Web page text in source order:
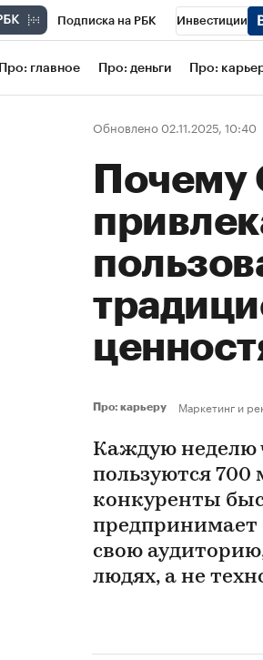
Подписка на РБК Инвестиции
Школа управления РБК РБК
Рынок наличной валюты
Про: главное Про: деньги Про:
Обновлено 02.11.2025, 10:40
Почему
Про: карьеру Маркетинг и
Каждую неделю
пользуются 700
конкуренты
предпринимает
свою
людях, а не